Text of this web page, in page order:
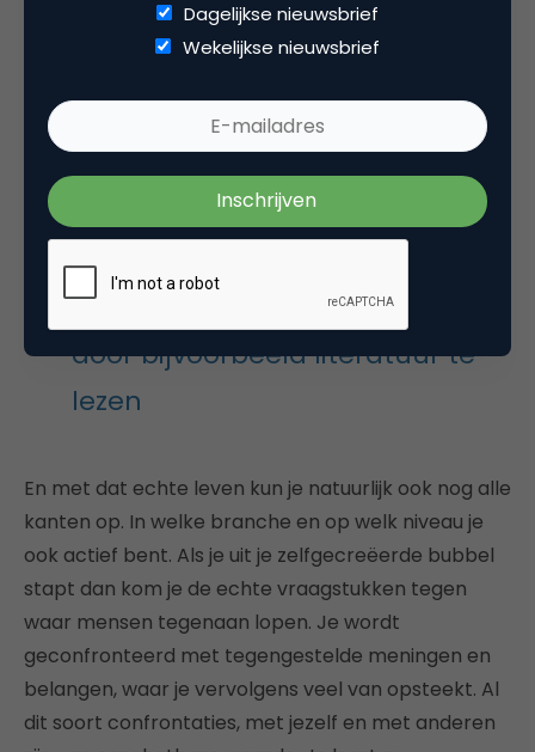
vindt plaats buiten je online bubbel, je vormt
originele gedachten door bijvoorbeeld literatuur te
werkt binnen structuren en hiërarchieën waar je
doorheen moet zien te beuken. Als je tussen je
20ste en 35ste niet de investering pakt om te leren
in het echte leven dan doe je jezelf tekort.
Je vormt originele gedachten
door bijvoorbeeld literatuur te
lezen
En met dat echte leven kun je natuurlijk ook nog alle
kanten op. In welke branche en op welk niveau je
ook actief bent. Als je uit je zelfgecreëerde bubbel
stapt dan kom je de echte vraagstukken tegen
waar mensen tegenaan lopen. Je wordt
geconfronteerd met tegengestelde meningen en
belangen, waar je vervolgens veel van opsteekt. Al
dit soort confrontaties, met jezelf en met anderen
Dagelijkse nieuwsbrief
Wekelijkse nieuwsbrief